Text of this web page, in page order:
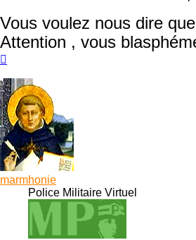
Vous voulez nous dire
Attention , vous
marmhonie
Police Militaire Virtuel